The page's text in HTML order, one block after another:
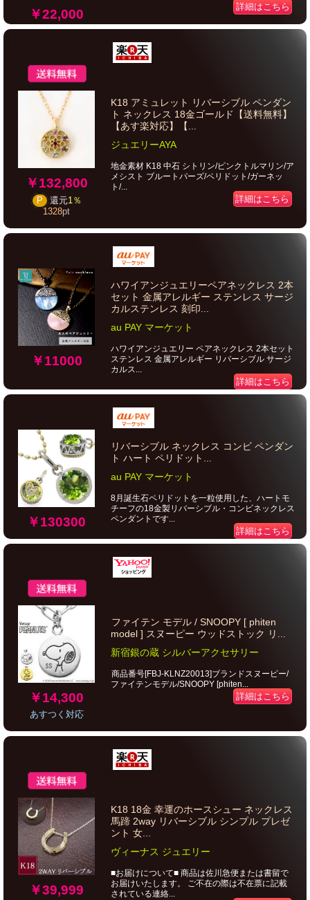
￥22,000
詳細はこちら
￥132,800
P 還元1％
1328pt
K18 アミュレット リバーシブル ペンダン
ト ネックレス 18金ゴールド【送料無料】
【あす楽対応】【...
ジュエリーAYA
地金素材 K18 中石 シトリン/ピンクトルマリン/ア
メシスト ブルートパーズ/ペリドット/ガーネッ
ト/...
詳細はこちら
￥11000
ハワイアンジュエリーペアネックレス 2本
セット 金属アレルギー ステンレス サージ
カルステンレス 刻印...
au PAY マーケット
ハワイアンジュエリー ペアネックレス 2本セット
ステンレス 金属アレルギー リバーシブル サージ
カルス...
詳細はこちら
￥130300
リバーシブル ネックレス コンビ ペンダン
ト ハート ペリドット...
au PAY マーケット
8月誕生石ペリドットを一粒使用した、ハートモ
チーフの18金製リバーシブル・コンビネックレス
ペンダントです...
詳細はこちら
￥14,300
あすつく対応
ファイテン モデル / SNOOPY [ phiten
model ] スヌーピー ウッドストック リ...
新宿銀の蔵 シルバーアクセサリー
商品番号[FBJ-KLNZ20013]ブランドスヌーピー/
ファイテンモデル/SNOOPY [phiten...
詳細はこちら
￥39,999
K18 18金 幸運のホースシュー ネックレス
馬蹄 2way リバーシブル シンプル プレゼ
ント 女...
ヴィーナス ジュエリー
■お届けについて■ 商品は佐川急便または書留で
お届けいたします。 ご不在の際は不在票に記載
されている連絡...